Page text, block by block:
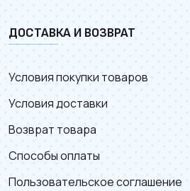
ДОСТАВКА И ВОЗВРАТ
Условия покупки товаров
Условия доставки
Возврат товара
Способы оплаты
Пользовательское соглашение